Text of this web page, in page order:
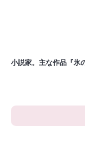
小説家。主な作品『氷